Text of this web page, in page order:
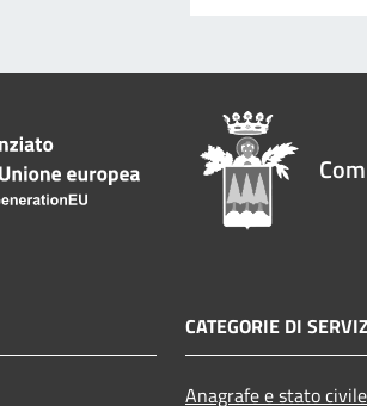
CATEGORIE DI
Anagrafe e stato civile